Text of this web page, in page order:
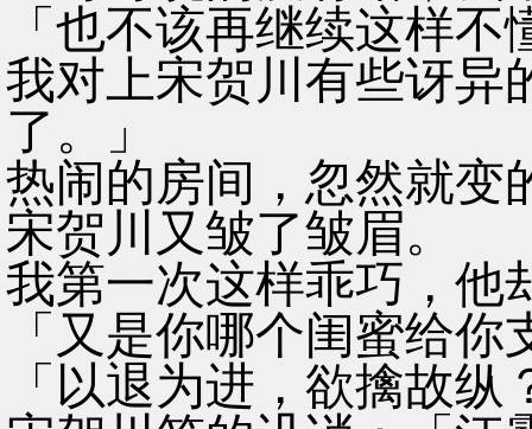
「也不该再继续这样不
我对上宋贺川有些讶异
了。」
热闹的房间，忽然就变
宋贺川又皱了皱眉。
我第一次这样乖巧，他
「又是你哪个闺蜜给你
「以退为进，欲擒故纵